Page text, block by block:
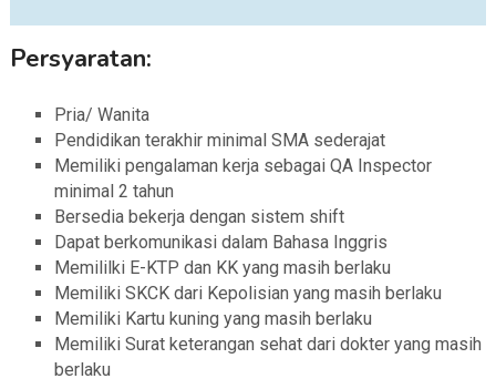
Persyaratan:
Pria/ Wanita
Pendidikan terakhir minimal SMA sederajat
Memiliki pengalaman kerja sebagai QA Inspector
minimal 2 tahun
Bersedia bekerja dengan sistem shift
Dapat berkomunikasi dalam Bahasa Inggris
Memililki E-KTP dan KK yang masih berlaku
Memiliki SKCK dari Kepolisian yang masih berlaku
Memiliki Kartu kuning yang masih berlaku
Memiliki Surat keterangan sehat dari dokter yang masih
berlaku